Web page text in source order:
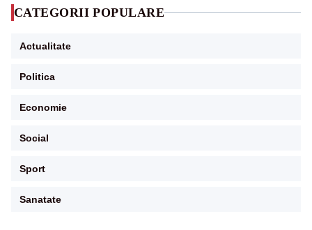
CATEGORII POPULARE
Actualitate
Politica
Economie
Social
Sport
Sanatate